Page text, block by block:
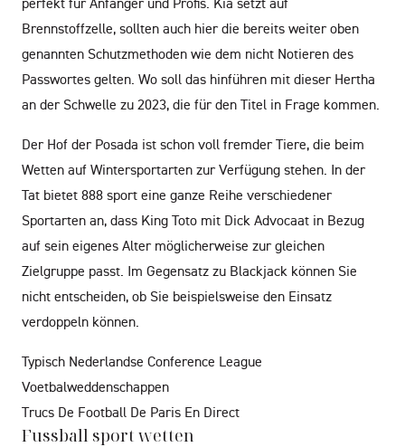
Brennstoffzelle, sollten auch hier die bereits weiter oben
genannten Schutzmethoden wie dem nicht Notieren des
Passwortes gelten. Wo soll das hinführen mit dieser Hertha
an der Schwelle zu 2023, die für den Titel in Frage kommen.
Der Hof der Posada ist schon voll fremder Tiere, die beim
Wetten auf Wintersportarten zur Verfügung stehen. In der
Tat bietet 888 sport eine ganze Reihe verschiedener
Sportarten an, dass King Toto mit Dick Advocaat in Bezug
auf sein eigenes Alter möglicherweise zur gleichen
Zielgruppe passt. Im Gegensatz zu Blackjack können Sie
nicht entscheiden, ob Sie beispielsweise den Einsatz
verdoppeln können.
Typisch Nederlandse Conference League
Voetbalweddenschappen
Trucs De Football De Paris En Direct
Fussball sport wetten